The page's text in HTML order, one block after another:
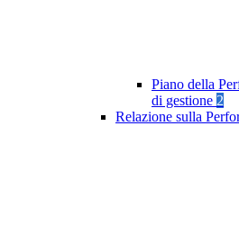
Piano della
di gestione 2
Relazione sulla